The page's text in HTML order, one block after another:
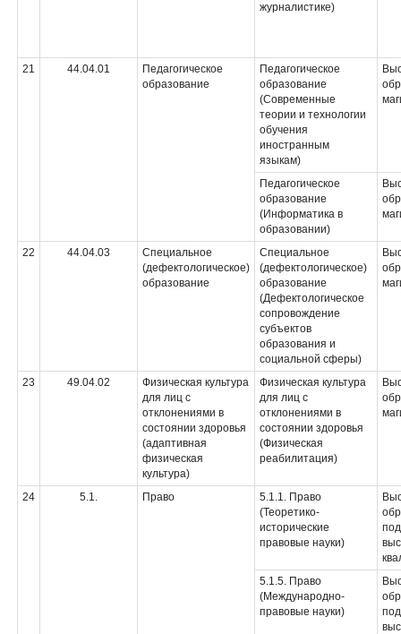
журналистике)
21 44.04.01
Педагогическое
образование
Педагогическое
образование
(Современные
теории и технологии
обучения
иностранным
языкам)
Педагогическое
образование
(Информатика в
образовании)
22 44.04.03
Специальное
(дефектологическое)
образование
Специальное
(дефектологическое)
образование
(Дефектологическое
сопровождение
субъектов
образования и
социальной сферы)
23 49.04.02
Физическая культура
для лиц с
отклонениями в
состоянии здоровья
(адаптивная
физическая
культура)
Физическая культура
для лиц с
отклонениями в
состоянии здоровья
(Физическая
реабилитация)
24 5.1. Право
5.1.1. Право
(Теоретико-
исторические
правовые науки)
5.1.5. Право
(Международно-
правовые науки)